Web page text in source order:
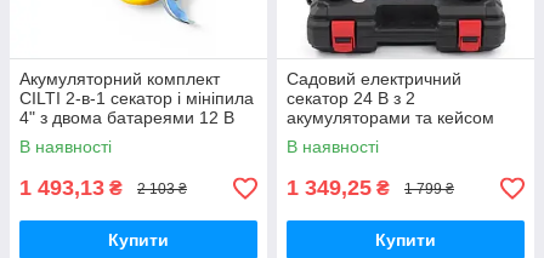
Акумуляторний комплект
CILTI 2-в-1 секатор і мініпила
4" з двома батареями 12 В
В наявності
1 493,13 ₴ 2 103 ₴
Купити
Садовий електричний
секатор 24 В з 2
акумуляторами та кейсом
для зберігання
В наявності
1 349,25 ₴ 1 799 ₴
Купити